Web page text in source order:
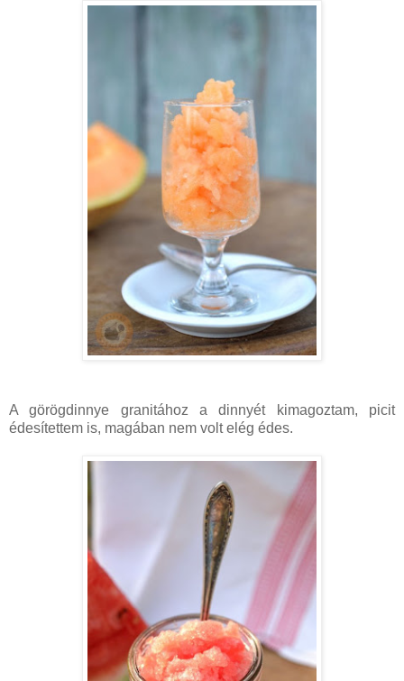
A görögdinnye granitához a dinnyét kimagoztam, picit
édesítettem is, magában nem volt elég édes.